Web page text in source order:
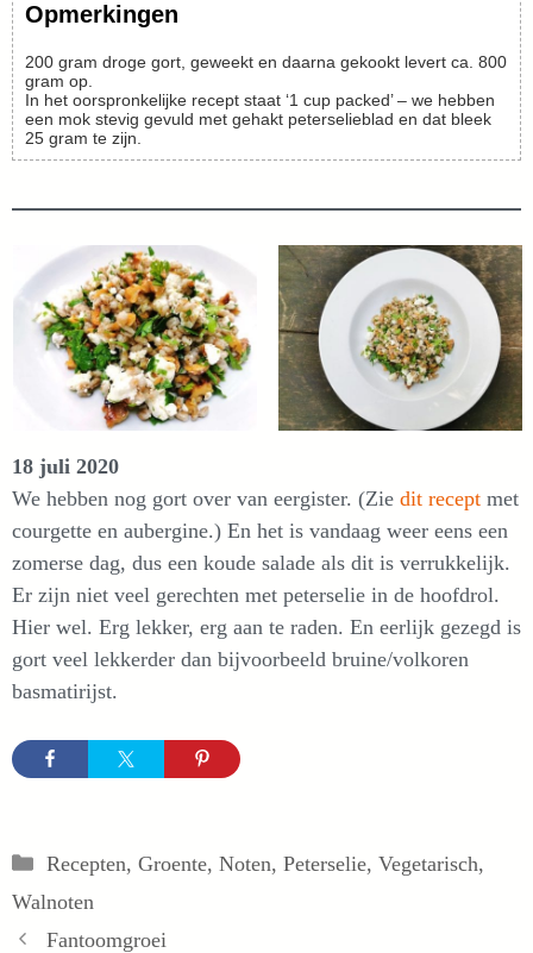
Opmerkingen
200 gram droge gort, geweekt en daarna gekookt levert ca. 800
gram op.
In het oorspronkelijke recept staat ‘1 cup packed’ – we hebben
een mok stevig gevuld met gehakt peterselieblad en dat bleek
25 gram te zijn.
18 juli 2020
We hebben nog gort over van eergister. (Zie dit recept met
courgette en aubergine.) En het is vandaag weer eens een
zomerse dag, dus een koude salade als dit is verrukkelijk.
Er zijn niet veel gerechten met peterselie in de hoofdrol.
Hier wel. Erg lekker, erg aan te raden. En eerlijk gezegd is
gort veel lekkerder dan bijvoorbeeld bruine/volkoren
basmatirijst.
Categorieën
Recepten, Groente, Noten, Peterselie, Vegetarisch,
Walnoten
Fantoomgroei